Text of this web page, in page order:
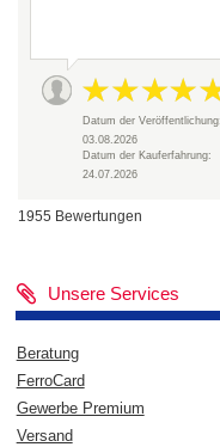
Datum der Veröffentlichung:
03.08.2026
Datum der Kauferfahrung:
24.07.2026
1955 Bewertungen
Unsere Services
Beratung
FerroCard
Gewerbe Premium
Versand